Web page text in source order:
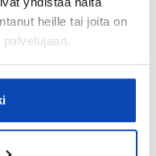
heille tai joita on
Olohuoneessa on
huolehtivat
in pukeutumistilaa ja